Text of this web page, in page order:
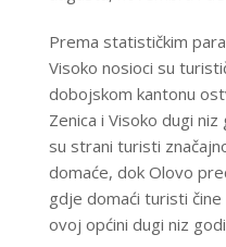
Prema statističkim
Visoko nosioci su
dobojskom kantonu
Zenica i Visoko dugi
su strani turisti
domaće, dok Olovo
gdje domaći turisti
ovoj općini dugi niz